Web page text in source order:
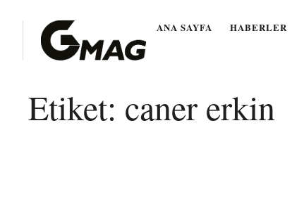
ANA SAYFA HABERLER
Etiket: caner erkin